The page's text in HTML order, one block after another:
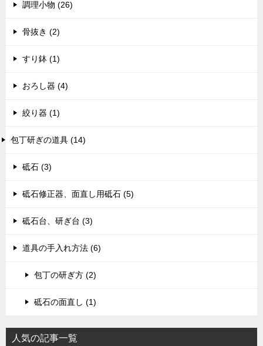
調理小物 (26)
骨抜き (2)
すり鉢 (1)
おろし器 (4)
絞り器 (1)
包丁研ぎの道具 (14)
砥石 (3)
砥石修正器、面直し用砥石 (5)
砥石台、研ぎ台 (3)
道具の手入れ方法 (6)
包丁の研ぎ方 (2)
砥石の面直し (1)
人気の記事一覧